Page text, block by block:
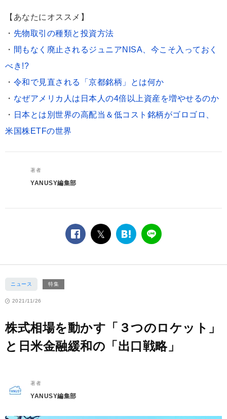
【あなたにオススメ】
・ 先物取引の種類と投資方法
・ 間もなく廃止されるジュニアNISA、今こそ入っておく
べき!?
・ 令和で見直される「京都銘柄」とは何か
・ なぜアメリカ人は日本人の4倍以上資産を増やせるのか
・ 日本とは別世界の高配当＆低コスト銘柄がゴロゴロ、
米国株ETFの世界
著者
YANUSY編集部
facebook
twitterは
ブ
LINE
ニュース 特集
2021/11/26
株式相場を動かす「３つのロケット」
と日米金融緩和の「出口戦略」
著者
YANUSY編集部